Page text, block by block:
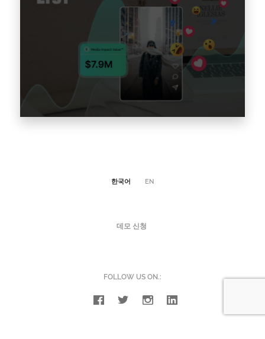
을 핵심을 풀어보기 Instagram은 고유한 기능과
한국어 EN
데모 신청
FOLLOW US ON.: